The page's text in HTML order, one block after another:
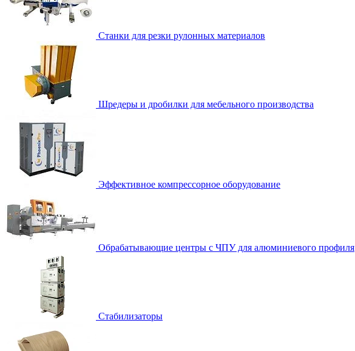
Станки для резки рулонных материалов
Шредеры и дробилки для мебельного производства
Эффективное компрессорное оборудование
Обрабатывающие центры с ЧПУ для алюминиевого профиля
Стабилизаторы